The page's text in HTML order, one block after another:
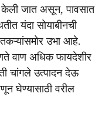
केली जात असून, पावसात
यंदा सोयाबीनची
उभा आहे.
वाण अधिक फायदेशीर
चांगले उत्पादन देऊ
घेण्यासाठी वरील